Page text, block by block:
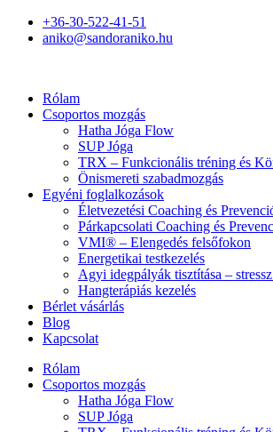
+36-30-522-41-51
aniko@sandoraniko.hu
Rólam
Csoportos mozgás
Hatha Jóga Flow
SUP Jóga
TRX – Funkcionális tréning és
Önismereti szabadmozgás
Egyéni foglalkozások
Életvezetési Coaching és
Párkapcsolati Coaching és
VMI® – Elengedés felsőfokon
Energetikai testkezelés
Agyi idegpályák tisztítása –
Hangterápiás kezelés
Bérlet vásárlás
Blog
Kapcsolat
Rólam
Csoportos mozgás
Hatha Jóga Flow
SUP Jóga